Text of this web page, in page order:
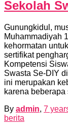
Sekolah
Gunungkidul,
Muhammadiyah
kehormatan
sertifikat
Kompetensi
Swasta Se-DIY
ini merupakan
karena
By admin, 7
berita